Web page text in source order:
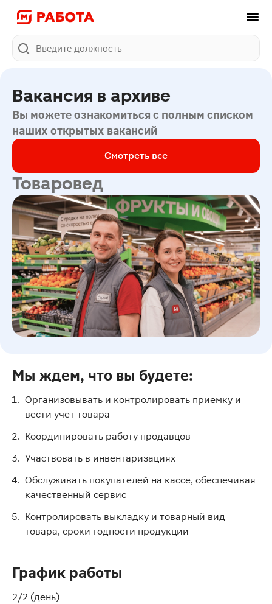
Вакансия в архиве
Вы можете ознакомиться с полным списком
наших открытых вакансий
Смотреть все
Товаровед
Мы ждем, что вы будете:
Организовывать и контролировать приемку и
вести учет товара
Координировать работу продавцов
Участвовать в инвентаризациях
Обслуживать покупателей на кассе, обеспечивая
качественный сервис
Контролировать выкладку и товарный вид
товара, сроки годности продукции
График работы
2/2 (день)